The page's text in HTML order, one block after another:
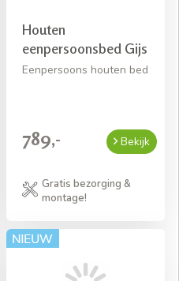
Houten
eenpersoonsbed Gijs
Eenpersoons houten bed
789,- Bekijk
Gratis bezorging &
montage!